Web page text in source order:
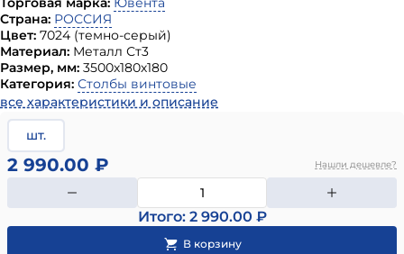
Страна: РОССИЯ
Цвет: 7024 (темно-серый)
Материал: Металл Ст3
Размер, мм: 3500х180х180
Категория: Столбы винтовые
все характеристики и описание
шт.
2 990.00 ₽ Нашли дешевле?
Итого: 2 990.00 ₽